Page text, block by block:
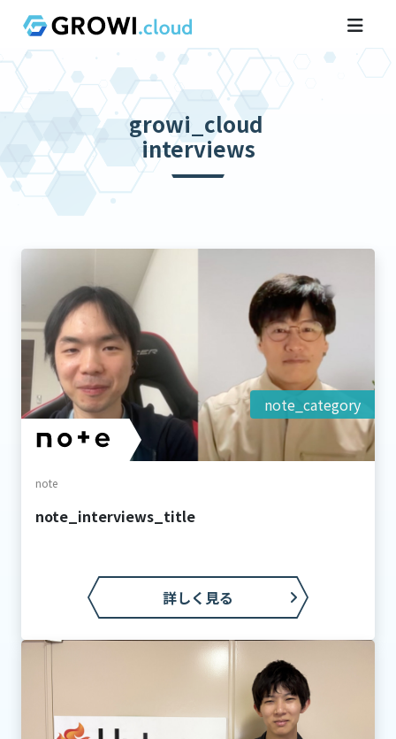
growi_cloud
interviews
note_category
note
note_interviews_title
詳しく見る